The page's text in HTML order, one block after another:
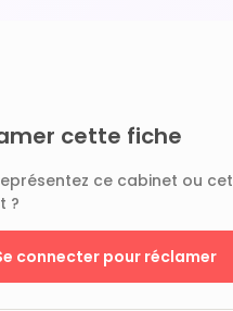
cette fiche
ce cabinet ou cet
?
connecter pour réclamer